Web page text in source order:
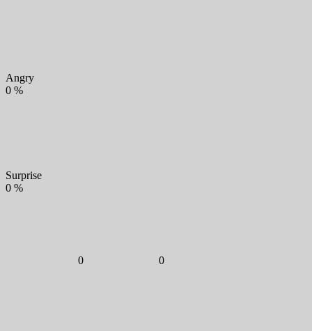
Angry
0 %
Surprise
0 %
0 0